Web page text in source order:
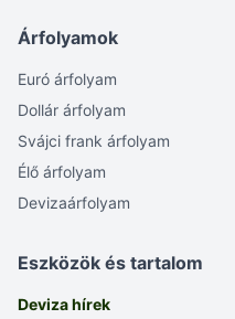
Árfolyamok
Euró árfolyam
Dollár árfolyam
Svájci frank árfolyam
Élő árfolyam
Devizaárfolyam
Eszközök és tartalom
Deviza hírek